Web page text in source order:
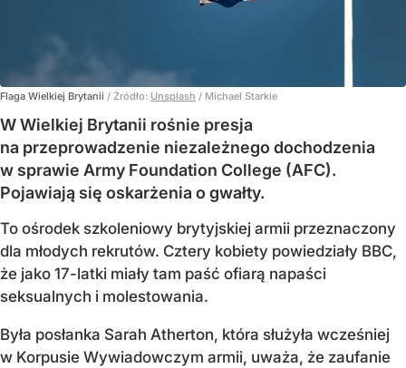
Flaga Wielkiej Brytanii / Źródło: Unsplash / Michael Starkie
W Wielkiej Brytanii rośnie presja
na przeprowadzenie niezależnego dochodzenia
w sprawie Army Foundation College (AFC).
Pojawiają się oskarżenia o gwałty.
To ośrodek szkoleniowy brytyjskiej armii przeznaczony
dla młodych rekrutów. Cztery kobiety powiedziały BBC,
że jako 17-latki miały tam paść ofiarą napaści
seksualnych i molestowania.
Była posłanka Sarah Atherton, która służyła wcześniej
w Korpusie Wywiadowczym armii, uważa, że zaufanie